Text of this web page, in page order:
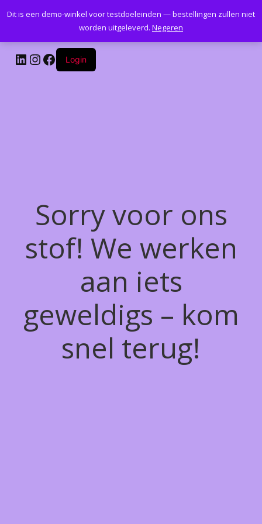
Kantoormeubelenplus.com
LinkedIn
Instagram
Facebook
Login
Sorry voor ons
stof! We werken
aan iets
geweldigs – kom
snel terug!
Dit is een demo-winkel voor testdoeleinden — bestellingen zullen niet
worden uitgeleverd. Negeren